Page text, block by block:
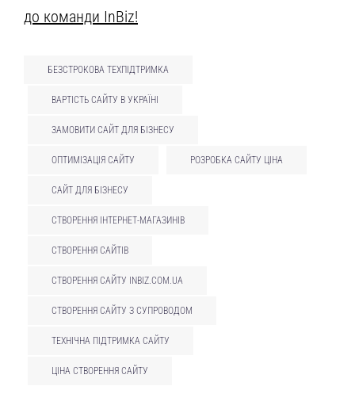
до команди InBiz!
БЕЗСТРОКОВА ТЕХПІДТРИМКА
ВАРТІСТЬ САЙТУ В УКРАЇНІ
ЗАМОВИТИ САЙТ ДЛЯ БІЗНЕСУ
ОПТИМІЗАЦІЯ САЙТУ РОЗРОБКА САЙТУ ЦІНА
САЙТ ДЛЯ БІЗНЕСУ
СТВОРЕННЯ ІНТЕРНЕТ-МАГАЗИНІВ
СТВОРЕННЯ САЙТІВ
СТВОРЕННЯ САЙТУ INBIZ.COM.UA
СТВОРЕННЯ САЙТУ З СУПРОВОДОМ
ТЕХНІЧНА ПІДТРИМКА САЙТУ
ЦІНА СТВОРЕННЯ САЙТУ